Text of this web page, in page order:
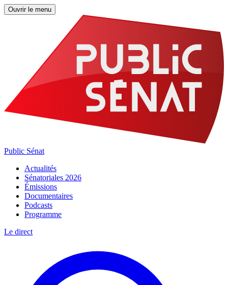
Ouvrir le menu
Public Sénat
Actualités
Sénatoriales 2026
Émissions
Documentaires
Podcasts
Programme
Le direct